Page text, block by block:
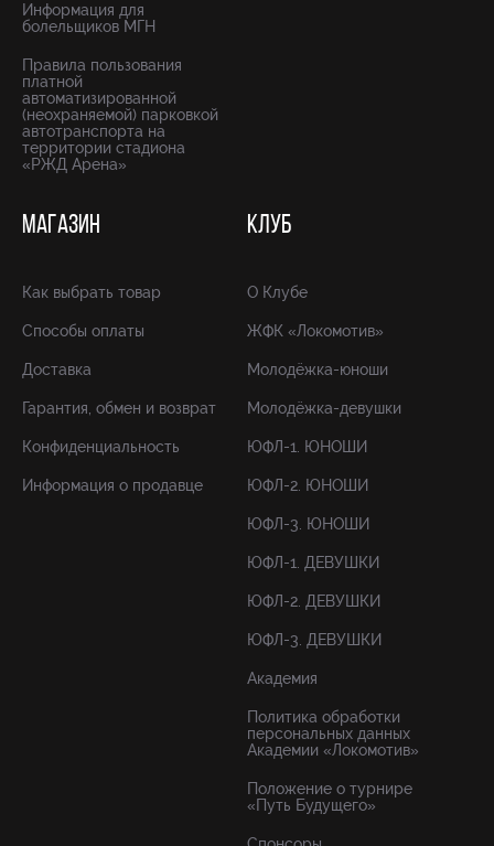
Информация для
болельщиков МГН
Правила пользования
платной
автоматизированной
(неохраняемой) парковкой
автотранспорта на
территории стадиона
«РЖД Арена»
МАГАЗИН
Как выбрать товар
Способы оплаты
Доставка
Гарантия, обмен и возврат
Конфиденциальность
Информация о продавце
КЛУБ
О Клубе
ЖФК «Локомотив»
Молодёжка-юноши
Молодёжка-девушки
ЮФЛ-1. ЮНОШИ
ЮФЛ-2. ЮНОШИ
ЮФЛ-3. ЮНОШИ
ЮФЛ-1. ДЕВУШКИ
ЮФЛ-2. ДЕВУШКИ
ЮФЛ-3. ДЕВУШКИ
Академия
Политика обработки
персональных данных
Академии «Локомотив»
Положение о турнире
«Путь Будущего»